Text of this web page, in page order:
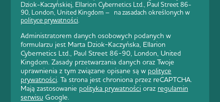
Dziok-Kaczyńskiej, Ellarion Cybernetics Ltd., Paul Street 86-
90, London, United Kingdom – na zasadach określonych w
polityce prywatności.
Administratorem danych osobowych podanych w
formularzu jest Marta Dziok-Kaczyńska, Ellarion
Cybernetics Ltd., Paul Street 86-90, London, United
Kingdom. Zasady przetwarzania danych oraz Twoje
uprawnienia z tym związane opisane są w polityce
prywatności. Ta strona jest chroniona przez reCAPTCHA.
Mają zastosowanie polityka prywatności oraz regulamin
serwisu Google.